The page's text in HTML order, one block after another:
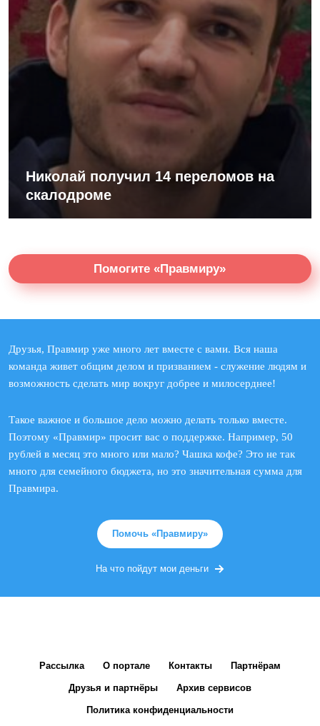
Николай получил 14 переломов на
скалодроме
Помогите «Правмиру»
Друзья, Правмир уже много лет вместе с вами. Вся наша
команда живет общим делом и призванием - служение людям и
возможность сделать мир вокруг добрее и милосерднее!
Такое важное и большое дело можно делать только вместе.
Поэтому «Правмир» просит вас о поддержке. Например, 50
рублей в месяц это много или мало? Чашка кофе? Это не так
много для семейного бюджета, но это значительная сумма для
Правмира.
Помочь «Правмиру»
На что пойдут мои деньги
Рассылка О портале Контакты Партнёрам
Друзья и партнёры Архив сервисов
Политика конфиденциальности